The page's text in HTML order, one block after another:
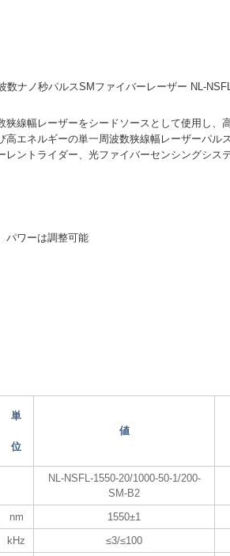
数ナノ秒パルスSMファイバーレーザー NL-
狭線幅レーザーをシードソースとして使用し、
高エネルギーの単一周波数狭線幅レーザーパル
ントライダー、光ファイバーセンシングシス
パワーは調整可能
単
位
値
NL-NSFL-1550-20/1000-50-1/200-
SM-B2
nm
1550±1
kHz
≤3/≤100